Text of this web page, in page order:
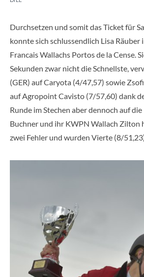
Durchsetzen und somit das Ticket für
konnte sich schlussendlich Lisa Räuber
Francais Wallachs Portos de la Cense.
Sekunden zwar nicht die Schnellste,
(GER) auf Caryota (4/47,57) sowie
auf Agropoint Cavisto (7/57,60) dank
Runde im Stechen aber dennoch auf
Buchner und ihr KWPN Wallach Zilton
zwei Fehler und wurden Vierte (8/